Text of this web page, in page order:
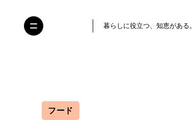
暮らしに役立つ、知恵がある。
フード